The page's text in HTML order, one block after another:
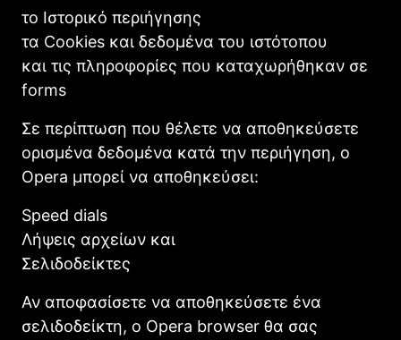
το Ιστορικό περιήγησης
τα Cookies και δεδομένα του ιστότοπου
και τις πληροφορίες που καταχωρήθηκαν σε
forms
Σε περίπτωση που θέλετε να αποθηκεύσετε
ορισμένα δεδομένα κατά την περιήγηση, ο
Opera μπορεί να αποθηκεύσει:
Speed dials
Λήψεις αρχείων και
Σελιδοδείκτες
Αν αποφασίσετε να αποθηκεύσετε ένα
σελιδοδείκτη, ο Opera browser θα σας